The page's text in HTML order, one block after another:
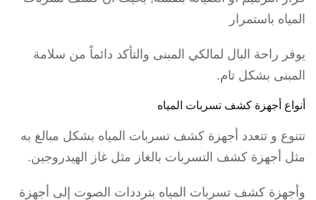
المياه باستمرار
يوفر راحة البال لمالكي المبنى والتأكد دائماً من سلامة
المبنى بشكل تام.
أنواع أجهزة كشف تسربات المياه
تتنوع و تتعدد أجهزة كشف تسربات المياه بشكل مبالغ به
مثل أجهزة كشف التسربات بالغاز مثل غاز الهيدروجين.
وأجهزة كشف تسربات المياه بترددات الصوت إلى أجهزة